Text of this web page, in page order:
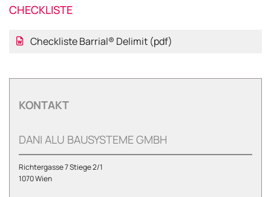
CHECKLISTE
Checkliste Barrial® Delimit (pdf)
KONTAKT
DANI ALU BAUSYSTEME GMBH
Richtergasse 7 Stiege 2/1
1070 Wien